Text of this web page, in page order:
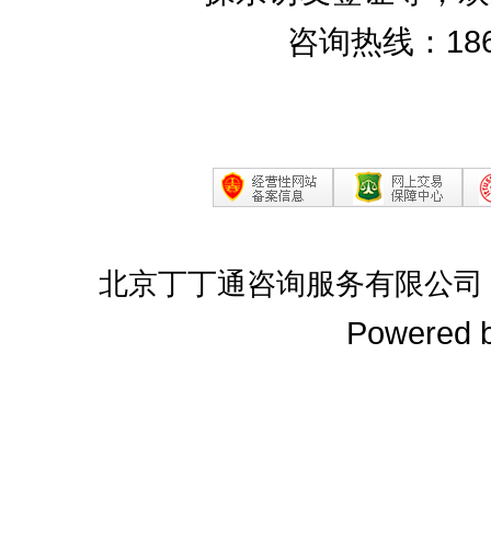
咨询热线：
北京丁丁通咨询服务有限公
Powered